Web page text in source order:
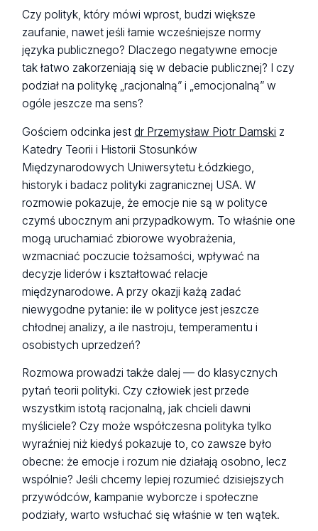
Czy polityk, który mówi wprost, budzi większe
zaufanie, nawet jeśli łamie wcześniejsze normy
języka publicznego? Dlaczego negatywne emocje
tak łatwo zakorzeniają się w debacie publicznej? I czy
podział na politykę „racjonalną” i „emocjonalną” w
ogóle jeszcze ma sens?
Gościem odcinka jestdr Przemysław Piotr Damski z
Katedry Teorii i Historii Stosunków
Międzynarodowych Uniwersytetu Łódzkiego,
historyk i badacz polityki zagranicznej USA. W
rozmowie pokazuje, że emocje nie są w polityce
czymś ubocznym ani przypadkowym. To właśnie one
mogą uruchamiać zbiorowe wyobrażenia,
wzmacniać poczucie tożsamości, wpływać na
decyzje liderów i kształtować relacje
międzynarodowe. A przy okazji każą zadać
niewygodne pytanie: ile w polityce jest jeszcze
chłodnej analizy, a ile nastroju, temperamentu i
osobistych uprzedzeń?
Rozmowa prowadzi także dalej — do klasycznych
pytań teorii polityki. Czy człowiek jest przede
wszystkim istotą racjonalną, jak chcieli dawni
myśliciele? Czy może współczesna polityka tylko
wyraźniej niż kiedyś pokazuje to, co zawsze było
obecne: że emocje i rozum nie działają osobno, lecz
wspólnie? Jeśli chcemy lepiej rozumieć dzisiejszych
przywódców, kampanie wyborcze i społeczne
podziały, warto wsłuchać się właśnie w ten wątek.